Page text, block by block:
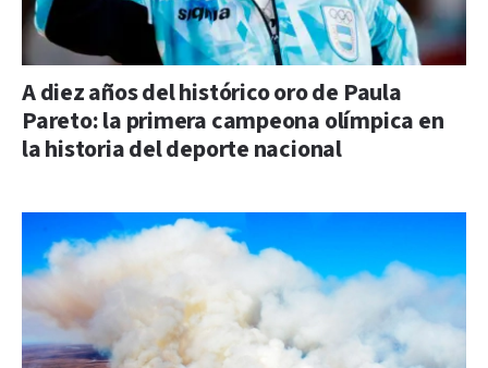
A diez años del histórico oro de Paula
Pareto: la primera campeona olímpica en
la historia del deporte nacional